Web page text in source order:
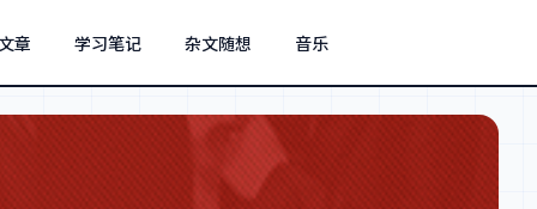
章 学习笔记 杂文随想 音乐